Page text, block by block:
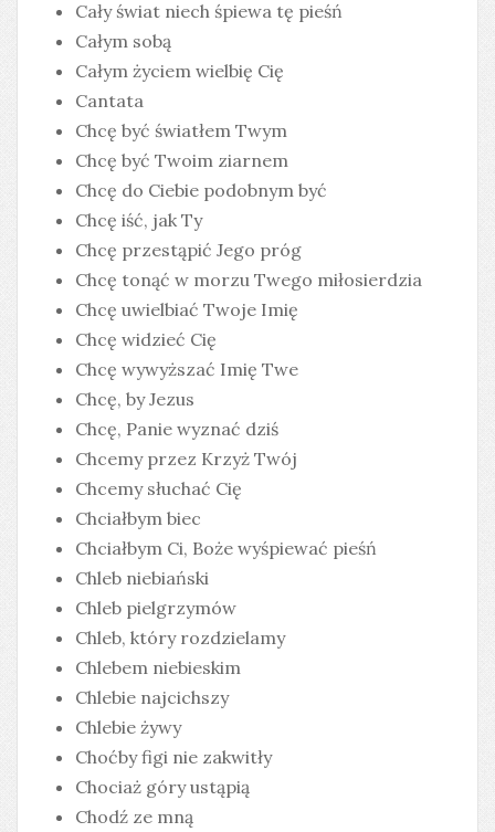
Cały świat niech śpiewa tę pieśń
Całym sobą
Całym życiem wielbię Cię
Cantata
Chcę być światłem Twym
Chcę być Twoim ziarnem
Chcę do Ciebie podobnym być
Chcę iść, jak Ty
Chcę przestąpić Jego próg
Chcę tonąć w morzu Twego miłosierdzia
Chcę uwielbiać Twoje Imię
Chcę widzieć Cię
Chcę wywyższać Imię Twe
Chcę, by Jezus
Chcę, Panie wyznać dziś
Chcemy przez Krzyż Twój
Chcemy słuchać Cię
Chciałbym biec
Chciałbym Ci, Boże wyśpiewać pieśń
Chleb niebiański
Chleb pielgrzymów
Chleb, który rozdzielamy
Chlebem niebieskim
Chlebie najcichszy
Chlebie żywy
Choćby figi nie zakwitły
Chociaż góry ustąpią
Chodź ze mną